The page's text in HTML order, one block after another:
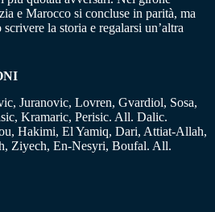
e Marocco si concluse in parità, ma
la storia e regalarsi un’altra
Juranovic, Lovren, Gvardiol, Sosa,
Kramaric, Perisic. All. Dalic.
Hakimi, El Yamiq, Dari, Attiat-Allah,
Ziyech, En-Nesyri, Boufal. All.